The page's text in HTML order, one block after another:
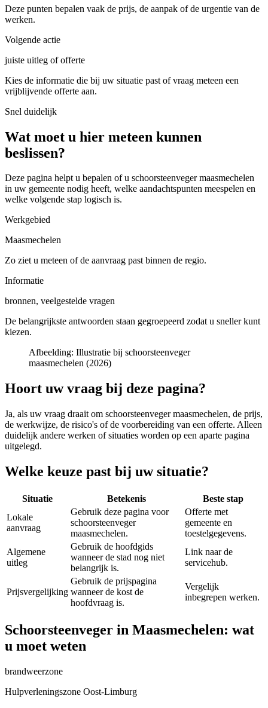
Deze punten bepalen vaak de prijs, de aanpak of de urgentie van de
werken.
Volgende actie
juiste uitleg of offerte
Kies de informatie die bij uw situatie past of vraag meteen een
vrijblijvende offerte aan.
Snel duidelijk
Wat moet u hier meteen kunnen
beslissen?
Deze pagina helpt u bepalen of u schoorsteenveger maasmechelen
in uw gemeente nodig heeft, welke aandachtspunten meespelen en
welke volgende stap logisch is.
Werkgebied
Maasmechelen
Zo ziet u meteen of de aanvraag past binnen de regio.
Informatie
bronnen, veelgestelde vragen
De belangrijkste antwoorden staan gegroepeerd zodat u sneller kunt
kiezen.
Afbeelding: Illustratie bij schoorsteenveger
maasmechelen (2026)
Hoort uw vraag bij deze pagina?
Ja, als uw vraag draait om schoorsteenveger maasmechelen, de prijs,
de werkwijze, de risico's of de voorbereiding van een offerte. Alleen
duidelijk andere werken of situaties worden op een aparte pagina
uitgelegd.
Welke keuze past bij uw situatie?
Situatie Betekenis
Beste stap
Lokale
aanvraag
Gebruik deze pagina voor
schoorsteenveger
maasmechelen.
Offerte met
gemeente en
toestelgegevens.
Algemene
uitleg
Gebruik de hoofdgids
wanneer de stad nog niet
belangrijk is.
Link naar de
servicehub.
Prijsvergelijking
Gebruik de prijspagina
wanneer de kost de
hoofdvraag is.
Vergelijk
inbegrepen werken.
Schoorsteenveger in Maasmechelen: wat
u moet weten
brandweerzone
Hulpverleningszone Oost-Limburg